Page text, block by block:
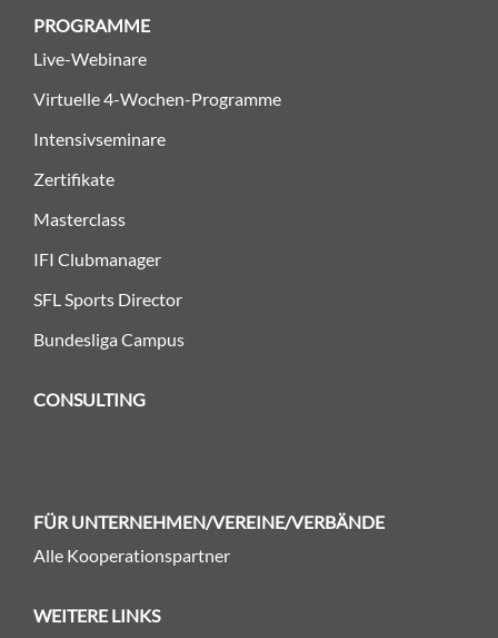
PROGRAMME
Live-Webinare
Virtuelle 4-Wochen-Programme
Intensivseminare
Zertifikate
Masterclass
IFI Clubmanager
SFL Sports Director
Bundesliga Campus
CONSULTING
FÜR UNTERNEHMEN/VEREINE/VERBÄNDE
Alle Kooperationspartner
WEITERE LINKS